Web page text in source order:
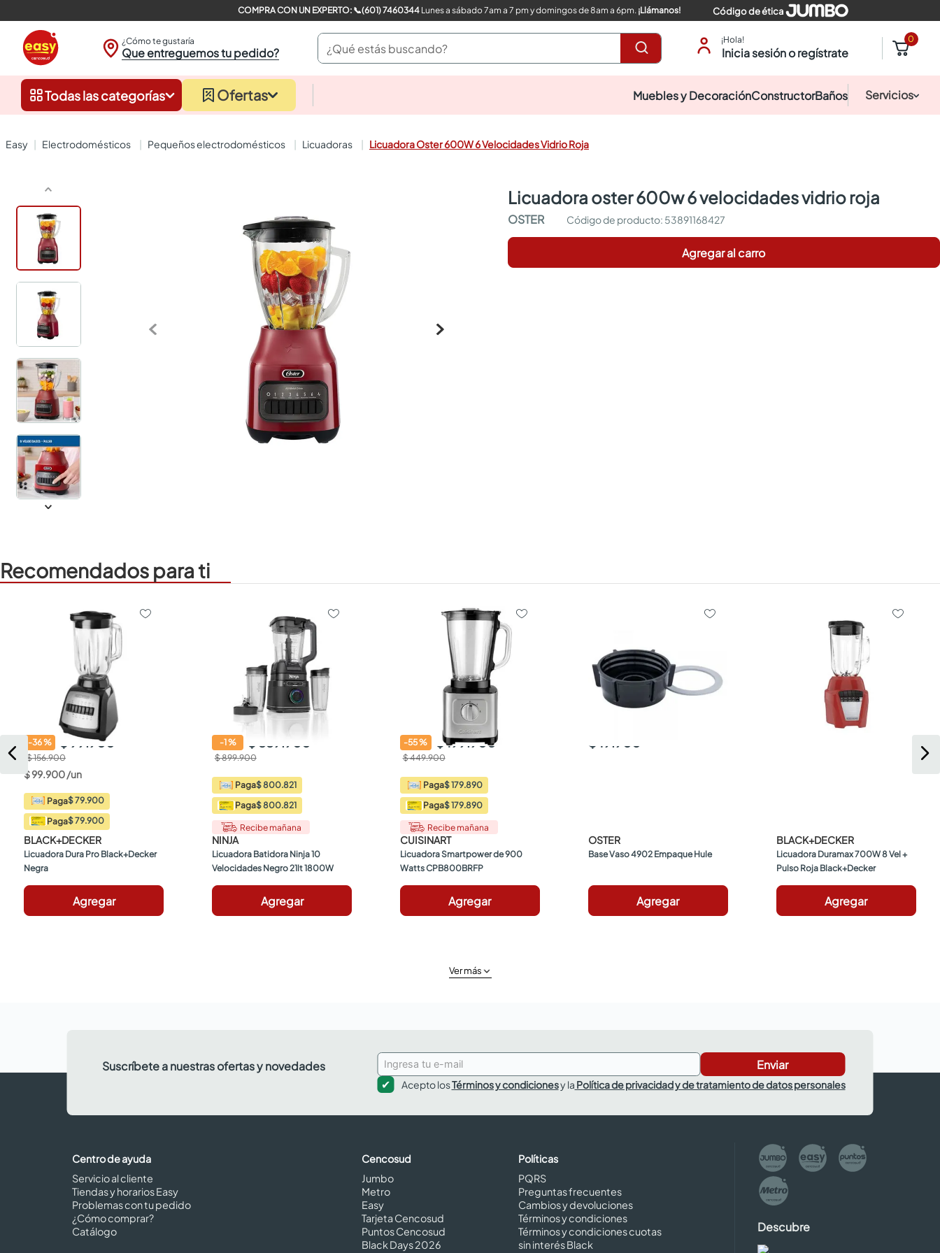
COMPRA CON UN EXPERTO: 📞(601) 7460344Lunes a sábado 7am a 7 pm y domingos de 8am a 6pm. ¡Llámanos! Código de ética
¿Cómo te gustaría
Que entreguemos tu pedido?
¿Qué estás buscando? ¡Hola!
Inicia sesión o regístrate
0
Todas las categorías Ofertas Muebles y DecoraciónConstructorBaños Servicios
electrodomésticos pequeños electrodomésticos licuadoras Licuadora Oster 600W 6 Velocidades Vidrio Roja
licuadora oster 600w 6 velocidades vidrio roja
OSTER : 53891168427
Agregar al carro
Recomendados para ti
-36% $ 99.900
$ 156.900
$99.900/un
Paga$ 79.900
Paga$ 79.900
BLACK+DECKER
Licuadora Dura Pro Black+Decker
Negra
Agregar
-1% $ 889.900
$ 899.900
Paga$ 800.821
Paga$ 800.821
Recibe mañana
NINJA
Licuadora Batidora Ninja 10
Velocidades Negro 21lt 1800W
Agregar
-55% $ 199.900
$ 449.900
Paga$ 179.890
Paga$ 179.890
Recibe mañana
CUISINART
Licuadora Smartpower de 900
Watts CPB800BRFP
Agregar
$ 19.900
OSTER
Base Vaso 4902 Empaque Hule
Agregar
BLACK+DECKER
Licuadora Duramax 700W 8 Vel +
Pulso Roja Black+Decker
Agregar
Ver más
Suscríbete a nuestras ofertas y novedades Enviar
Acepto losTérminos y condicionesy la Política de privacidad y de tratamiento de datos personales
Centro de ayuda
Servicio al cliente
Tiendas y horarios Easy
Problemas con tu pedido
¿Cómo comprar?
Catálogo
Cencosud
Jumbo
Metro
Easy
Tarjeta Cencosud
Puntos Cencosud
Black Days 2026
Políticas
PQRS
Preguntas frecuentes
Cambios y devoluciones
Términos y condiciones
Términos y condiciones cuotas
sin interés Black
Descubre
closet
sanitarios
armarios closet
neveras